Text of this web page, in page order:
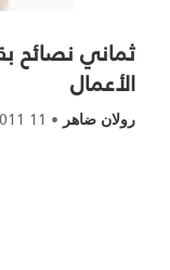
ثماني نصائح
الأعمال
رولان ضاهر •
11 October, 2011